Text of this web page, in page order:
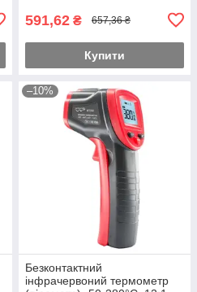
591,62 ₴ 657,36 ₴
Купити
–10%
Безконтактний
інфрачервоний термометр